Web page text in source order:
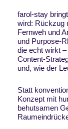
farol-stay
wird: Rückzug
Fernweh und
und Purpose-
die echt wirkt
Content-
und, wie der
Statt
Konzept mit
behutsamen